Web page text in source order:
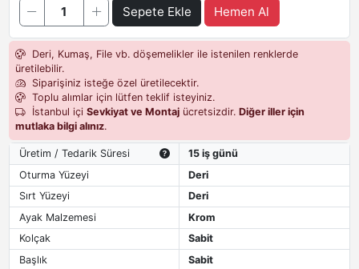
Sepete Ekle Hemen Al
Deri, Kumaş, File vb. döşemelikler ile istenilen renklerde
üretilebilir.
Siparişiniz isteğe özel üretilecektir.
Toplu alımlar için lütfen teklif isteyiniz.
İstanbul içi Sevkiyat ve Montajücretsizdir. Diğer iller için
mutlaka bilgi alınız.
Üretim / Tedarik Süresi
15 iş günü
Oturma Yüzeyi
Deri
Sırt Yüzeyi
Deri
Ayak Malzemesi
Krom
Kolçak
Sabit
Başlık
Sabit